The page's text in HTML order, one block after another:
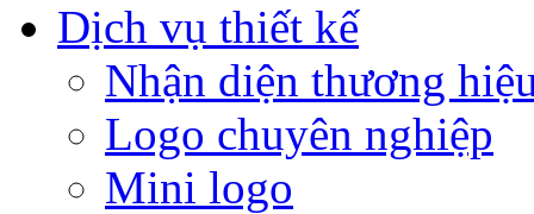
Dịch vụ thiết kế
Nhận diện thương
Logo chuyên nghiệp
Mini logo